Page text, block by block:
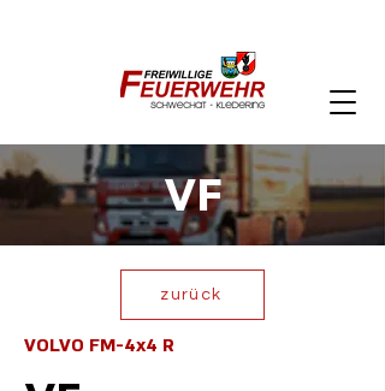
VF
zurück
VOLVO FM-4x4 R